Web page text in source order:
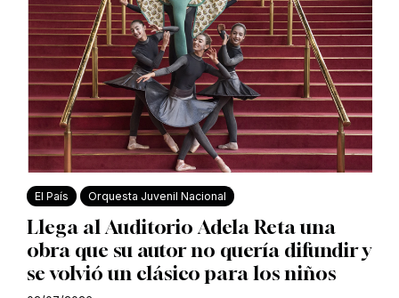
El País Orquesta Juvenil Nacional
Llega al Auditorio Adela Reta una
obra que su autor no quería difundir y
se volvió un clásico para los niños